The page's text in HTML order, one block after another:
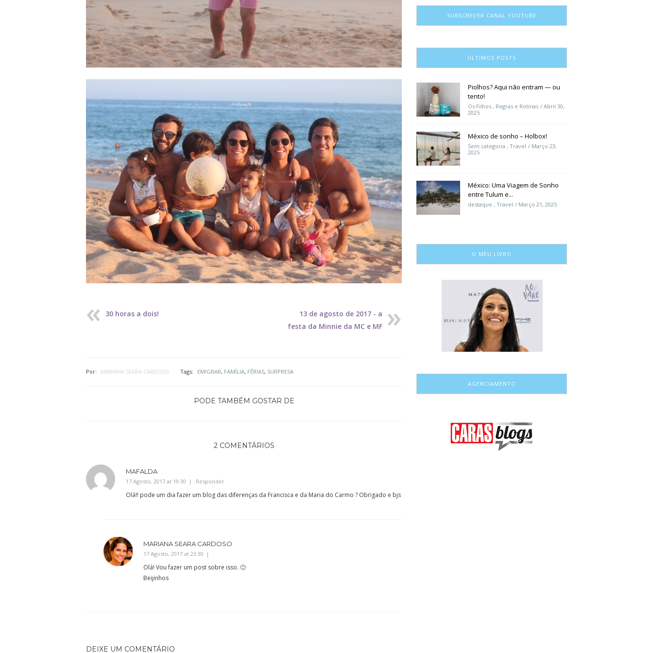
30 horas a dois!
13 de agosto de 2017 - a
festa da Minnie da MC e MF
Por: MARIANA SEARA CARDOSO Tags: EMIGRAR, FAMÍLIA, FÉRIAS, SURPRESA
PODE TAMBÉM GOSTAR DE
2 COMENTÁRIOS
MAFALDA
17 Agosto, 2017 at 19:30 Responder
Olá!! pode um dia fazer um blog das diferenças da Francisca e da Maria do Carmo ? Obrigado e bjs
MARIANA SEARA CARDOSO
17 Agosto, 2017 at 23:30
Olá! Vou fazer um post sobre isso. 🙂
Beijinhos
DEIXE UM COMENTÁRIO
SUBSCREVER CANAL YOUTUBE
ÚLTIMOS POSTS
Piolhos? Aqui não entram — ou
tento!
Os Filhos , Regras e Rotinas
Abril 30,
2025
México de sonho – Holbox!
Sem categoria , Travel
Março 23,
2025
México: Uma Viagem de Sonho
entre Tulum e...
destaque , Travel Março 21, 2025
O MEU LIVRO
AGENCIAMENTO